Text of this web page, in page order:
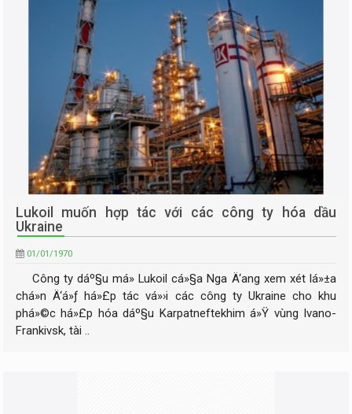
Lukoil muốn hợp tác với các công ty hóa dầu
Ukraine
01/01/1970
Công ty dáº§u má» Lukoil cá»§a Nga Ä‘ang xem xét lá»±a
chá»n Ä‘á»ƒ há»£p tác vá»›i các công ty Ukraine cho khu
phá»©c há»£p hóa dáº§u Karpatneftekhim á»Ÿ vùng Ivano-
Frankivsk, tài ..